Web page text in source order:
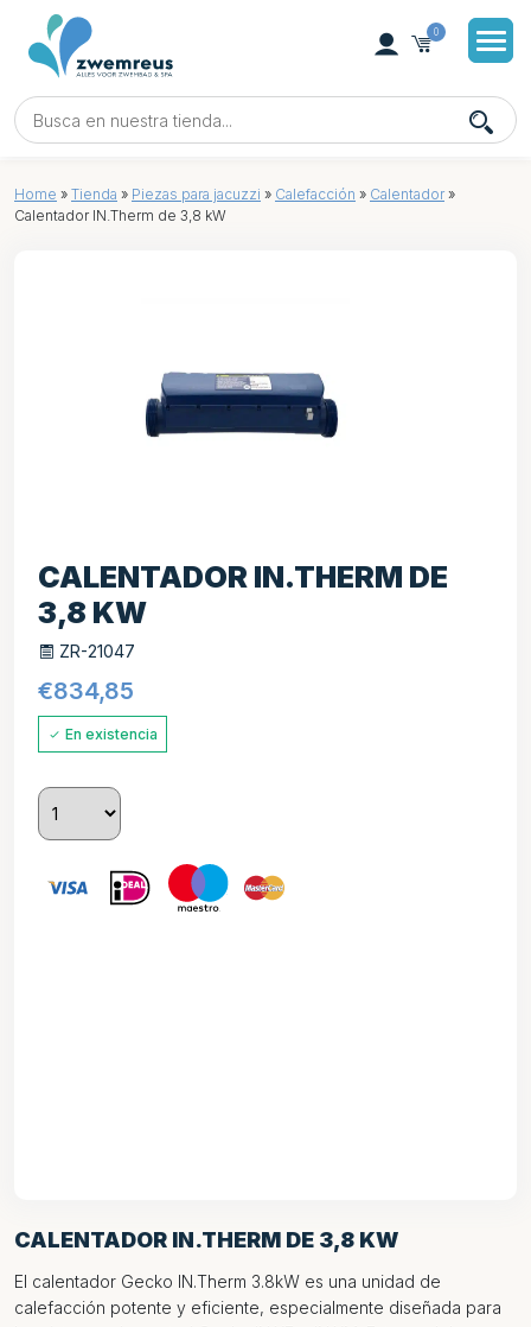
0
Home » Tienda » Piezas para jacuzzi » Calefacción » Calentador »
Calentador IN.Therm de 3,8 kW
CALENTADOR IN.THERM DE 3,8 KW
El calentador Gecko IN.Therm 3.8kW es una unidad de
calefacción potente y eficiente, especialmente diseñada para
CALENTADOR IN.THERM DE
3,8 KW
ZR-21047
€834,85
En existencia